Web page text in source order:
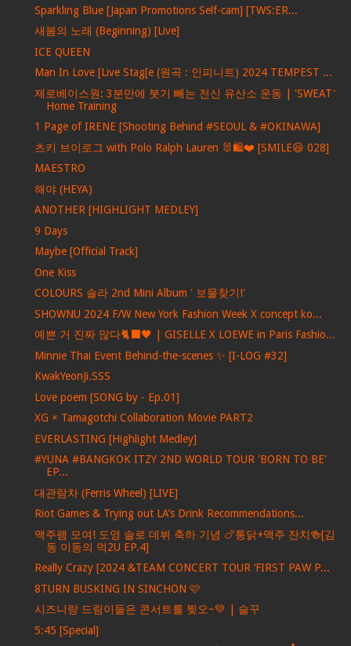
Sparkling Blue [Japan Promotions Self-cam] [TWS:ER...
새봄의 노래 (Beginning) [Live]
ICE QUEEN
Man In Love [Live Stag[e (원곡 : 인피니트) 2024 TEMPEST ...
제로베이스원: 3분만에 붓기 빼는 전신 유산소 운동 | 'SWEAT'
Home Training
1 Page of IRENE [Shooting Behind #SEOUL & #OKINAWA]
츠키 브이로그 with Polo Ralph Lauren 🐰🛍❤ [SMILE😆 028]
MAESTRO
해야 (HEYA)
ANOTHER [HIGHLIGHT MEDLEY]
9 Days
Maybe [Official Track]
One Kiss
COLOURS 솔라 2nd Mini Album ' 보물찾기!'
SHOWNU 2024 F/W New York Fashion Week X concept ko...
예쁜 거 진짜 많다🐈‍⬛🖤 | GISELLE X LOEWE in Paris Fashio...
Minnie Thai Event Behind-the-scenes ✨ [I-LOG #32]
KwakYeonJi.SSS
Love poem [SONG by - Ep.01]
XG × Tamagotchi Collaboration Movie PART2
EVERLASTING [Highlight Medley]
#YUNA #BANGKOK ITZY 2ND WORLD TOUR 'BORN TO BE'
EP...
대관람차 (Ferris Wheel) [LIVE]
Riot Games & Trying out LA’s Drink Recommendations...
맥주팸 모여! 도영 솔로 데뷔 축하 기념 🍗통닭+맥주 잔치🍻[김
동 이동의 먹2U EP.4]
Really Crazy [2024 &TEAM CONCERT TOUR ‘FIRST PAW P...
8TURN BUSKING IN SINCHON 🩷
시즈니랑 드림이들은 콘서트를 찢오~💚 | 슬꾸
5:45 [Special]